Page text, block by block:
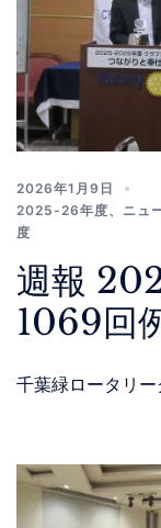
2026年1月9日
2025-26年度、 ニュ
度
週報
1069回
千葉緑ロータリ